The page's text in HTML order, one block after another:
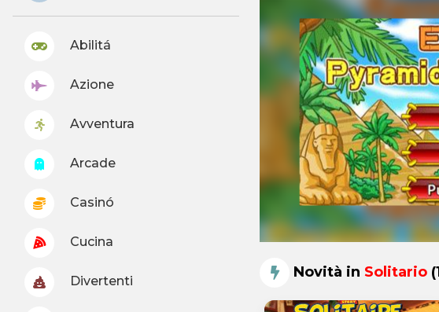
Abilitá
Azione
Avventura
Arcade
Casinó
Cucina
Divertenti
Novità in Solitario